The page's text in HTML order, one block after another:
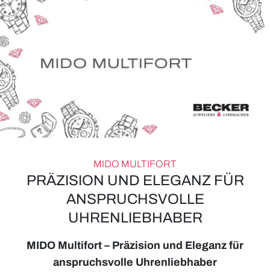
UHREN
MIDO MULTIFORT
PRÄZISION UND ELEGANZ FÜR
ANSPRUCHSVOLLE
UHRENLIEBHABER
MIDO Multifort – Präzision und Eleganz für
anspruchsvolle Uhrenliebhaber